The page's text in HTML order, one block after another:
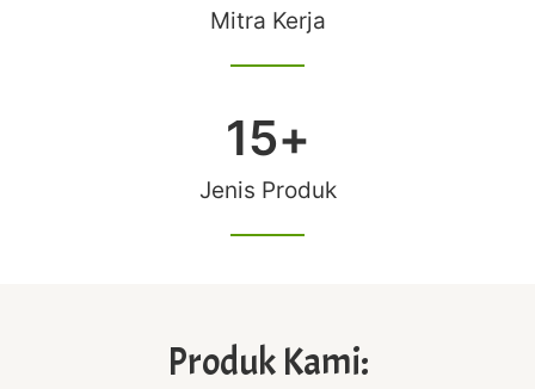
Mitra Kerja
Jenis Produk
15+
Produk Kami: